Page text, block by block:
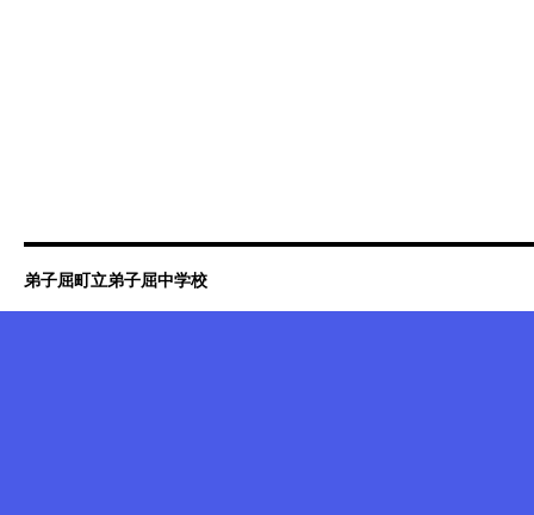
弟子屈町立弟子屈中学校